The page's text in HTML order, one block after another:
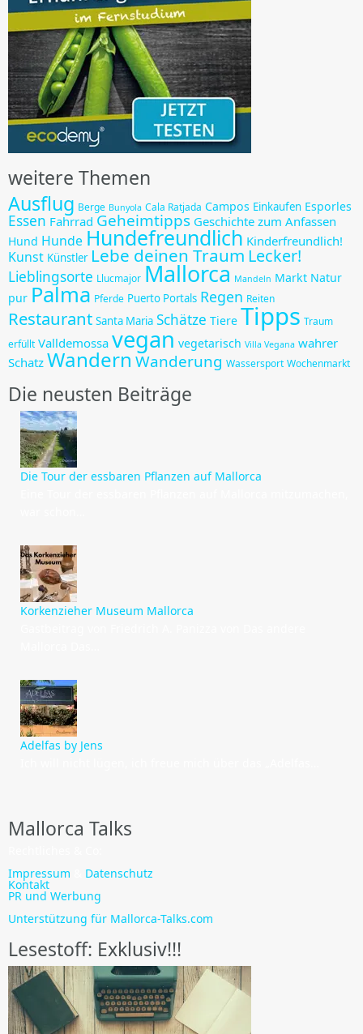
weitere Themen
Ausflug Berge Bunyola Cala Ratjada Campos Einkaufen Esporles
Essen Fahrrad Geheimtipps Geschichte zum Anfassen
Hund Hunde Hundefreundlich Kinderfreundlich!
Kunst Künstler Lebe deinen Traum Lecker!
Lieblingsorte Llucmajor Mallorca Mandeln Markt Natur
pur Palma Pferde Puerto Portals Regen Reiten
Restaurant Santa Maria Schätze Tiere Tipps Traum
erfüllt Valldemossa vegan vegetarisch Villa Vegana wahrer
Schatz Wandern Wanderung Wassersport Wochenmarkt
Die neusten Beiträge
Die Tour der essbaren Pflanzen auf Mallorca
Korkenzieher Museum Mallorca
Adelfas by Jens
Mallorca Talks
Impressum
Datenschutz
Kontakt
PR und Werbung
Unterstützung für Mallorca-Talks.com
Lesestoff: Exklusiv!!!